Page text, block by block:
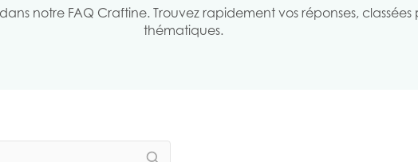
notre FAQ Craftine. Trouvez rapidement vos réponses, classées
thématiques.